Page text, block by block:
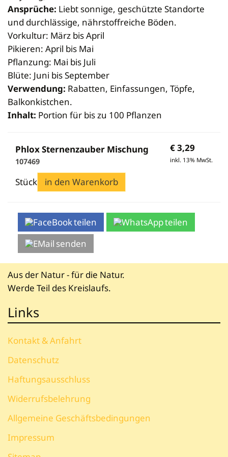
Mini Plus
Dadant-Beuten & Kompatible Systeme
Wabenhonigwelt
Rähmchen & Zubehör
Diverses
Königinnen zeichnen
Diverses für Königinnenzucht
Schleudern
Siebe
Lagerung
Propolisernte
Pollenernte
Vermarktung
Verkaufsgebinde
Bekleidung
Stockwaagen
Bienenluft
Fachliteratur
Imkerei
Bienengesundheit
Königinnenzucht
Diverse Fachliteratur
Seifen
Cremen & Salben
Lippenpflege
Mundhygiene
Geschenke/Diverses
Gießformen
Kerzen
Zubehör
Tierbedarf
Bienenpatenschaft
Newsletteranmeldung
Anmelden
Ansprüche: Liebt sonnige, geschützte Standorte
und durchlässige, nährstoffreiche Böden.
Vorkultur: März bis April
Pikieren: April bis Mai
Pflanzung: Mai bis Juli
Blüte: Juni bis September
Verwendung: Rabatten, Einfassungen, Töpfe,
Balkonkistchen.
Inhalt: Portion für bis zu 100 Pflanzen
Phlox Sternenzauber Mischung
107469
€3,29
inkl. 13% MwSt.
Stück in den Warenkorb
teilen
teilen
senden
Aus der Natur - für die Natur.
Werde Teil des Kreislaufs.
Links
Kontakt & Anfahrt
Datenschutz
Haftungsausschluss
Widerrufsbelehrung
Allgemeine Geschäftsbedingungen
Impressum